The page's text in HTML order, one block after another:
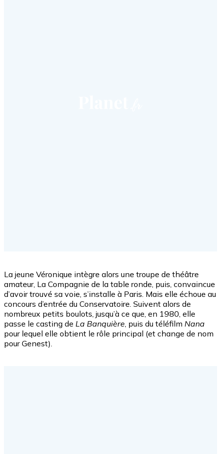
La jeune Véronique intègre alors une troupe de théâtre
amateur, La Compagnie de la table ronde, puis, convaincue
d’avoir trouvé sa voie, s’installe à Paris. Mais elle échoue au
concours d’entrée du Conservatoire. Suivent alors de
nombreux petits boulots, jusqu’à ce que, en 1980, elle
passe le casting de La Banquière , puis du téléfilm Nana
pour lequel elle obtient le rôle principal (et change de nom
pour Genest).